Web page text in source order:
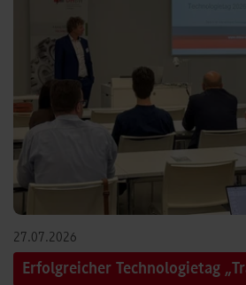
27.07.2026
Erfolgreicher Technologietag